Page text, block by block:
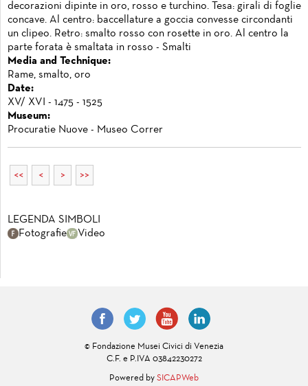
decorazioni dipinte in oro, rosso e turchino. Tesa: girali di foglie
concave. Al centro: baccellature a goccia convesse circondanti
un clipeo. Retro: smalto rosso con rosette in oro. Al centro la
parte forata è smaltata in rosso - Smalti
Media and Technique:
Rame, smalto, oro
Date:
XV/ XVI - 1475 - 1525
Museum:
Procuratie Nuove - Museo Correr
<< < > >>
LEGENDA SIMBOLI
Fotografie
Video
© Fondazione Musei Civici di Venezia
C.F. e P.IVA 03842230272
Powered by SICAPWeb